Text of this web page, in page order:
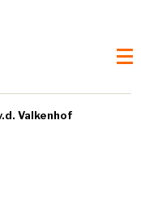
Valkenhof